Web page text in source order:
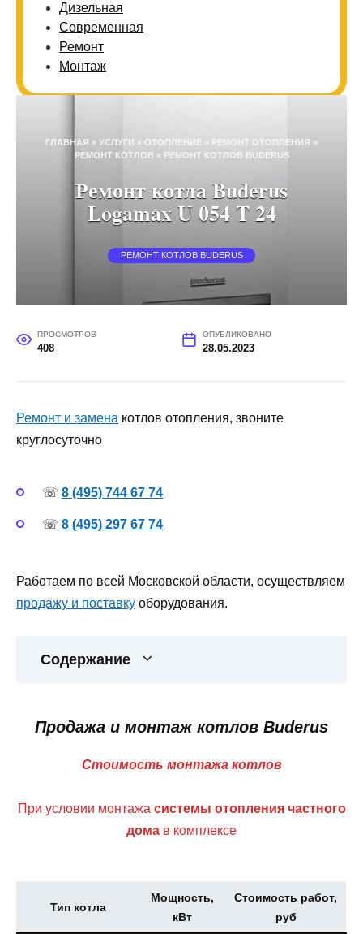
Дизельная
Современная
Ремонт
Монтаж
ГЛАВНАЯ » УСЛУГИ » ОТОПЛЕНИЕ » РЕМОНТ ОТОПЛЕНИЯ »
РЕМОНТ КОТЛОВ » РЕМОНТ КОТЛОВ BUDERUS
Ремонт котла Buderus
Logamax U 054 T 24
РЕМОНТ КОТЛОВ BUDERUS
ПРОСМОТРОВ
408
ОПУБЛИКОВАНО
28.05.2023
Ремонт и замена котлов отопления, звоните
круглосуточно
☏ 8 (495) 744 67 74
☏ 8 (495) 297 67 74
Работаем по всей Московской области, осуществляем
продажу и поставку оборудования.
Содержание
Продажа и монтаж котлов Buderus
Стоимость монтажа котлов
При условии монтажа системы отопления частного
дома в комплексе
Тип котла
Мощность,
кВт
Стоимость работ,
руб